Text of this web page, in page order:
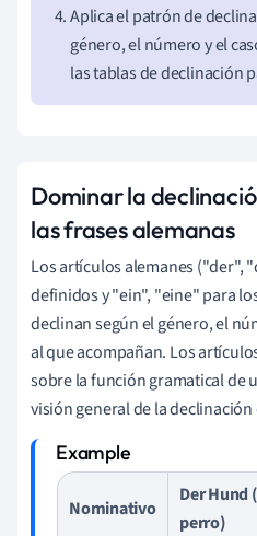
Aplica el patrón de
género, el número y el
las tablas de declinación
Dominar la
las frases alemanas
Los artículos alemanes ("der",
definidos y "ein", "eine" para
declinan según el género, el
al que acompañan. Los
sobre la función gramatical de
visión general de la
Nominativo
Der Hund
perro)